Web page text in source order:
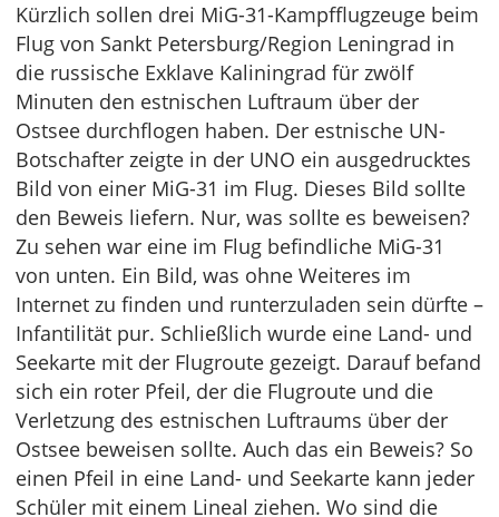
Kürzlich sollen drei MiG-31-Kampfflugzeuge beim
Flug von Sankt Petersburg/Region Leningrad in
die russische Exklave Kaliningrad für zwölf
Minuten den estnischen Luftraum über der
Ostsee durchflogen haben. Der estnische UN-
Botschafter zeigte in der UNO ein ausgedrucktes
Bild von einer MiG-31 im Flug. Dieses Bild sollte
den Beweis liefern. Nur, was sollte es beweisen?
Zu sehen war eine im Flug befindliche MiG-31
von unten. Ein Bild, was ohne Weiteres im
Internet zu finden und runterzuladen sein dürfte –
Infantilität pur. Schließlich wurde eine Land- und
Seekarte mit der Flugroute gezeigt. Darauf befand
sich ein roter Pfeil, der die Flugroute und die
Verletzung des estnischen Luftraums über der
Ostsee beweisen sollte. Auch das ein Beweis? So
einen Pfeil in eine Land- und Seekarte kann jeder
Schüler mit einem Lineal ziehen. Wo sind die